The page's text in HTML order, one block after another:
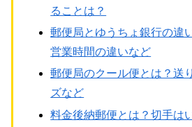
ることは？
郵便局とゆうちょ銀行の違
営業時間の違いなど
郵便局のクール便とは？送
ズなど
料金後納郵便とは？切手は